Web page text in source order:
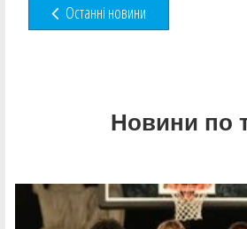
Останні новини
Новини по